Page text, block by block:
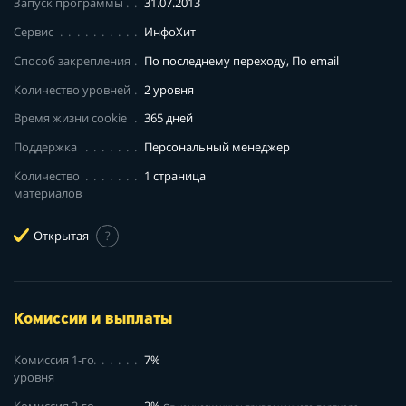
Сервис
ИнфоХит
Способ закрепления
По последнему переходу, По email
Количество уровней
2 уровня
Время жизни cookie
365 дней
Поддержка
Персональный менеджер
Количество
материалов
1 страница
Открытая ?
Комиссии и выплаты
Комиссия 1-го
уровня
7%